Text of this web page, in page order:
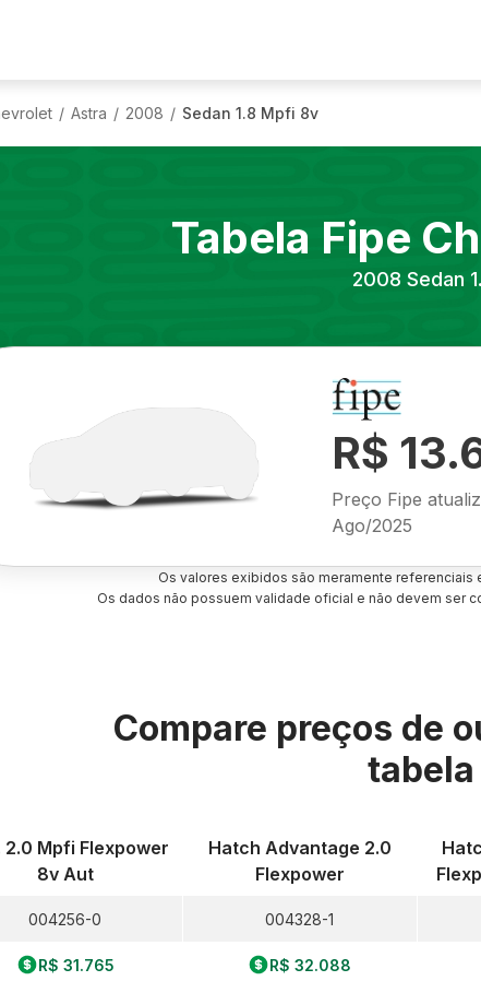
/ Astra / 2008 / Sedan 1.8 Mpfi 8v
Tabela Fipe
2008 Sedan
R$
Preço Fipe
Ago/2025
Os valores exibidos são meramente
Os dados não possuem validade oficial e não devem ser
Compare preços de
tabela
2.0 Mpfi Flexpower
8v Aut
004256-0
R$ 31.765
Hatch Advantage 2.0
Flexpower
004328-1
R$ 32.088